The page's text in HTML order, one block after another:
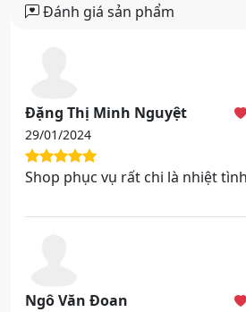
Đánh giá sản phẩm
Đặng Thị Minh Nguyệt
29/01/2024
Shop phục vụ rất chi là nhiệt
Ngô Văn Đoan